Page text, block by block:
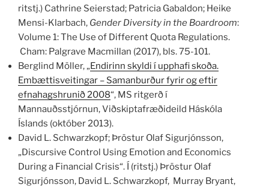
ritstj.) Cathrine Seierstad; Patricia Gabaldon; Heike
Mensi-Klarbach, Gender Diversity in the Boardroom:
Volume 1: The Use of Different Quota Regulations.
Cham: Palgrave Macmillan (2017), bls. 75-101.
Berglind Möller, „Endirinn skyldi í upphafi skoða.
Embættisveitingar – Samanburður fyrir og eftir
efnahagshrunið 2008“, MS ritgerð í
Mannauðsstjórnun, Viðskiptafræðideild Háskóla
Íslands (október 2013).
David L. Schwarzkopf; Þröstur Olaf Sigurjónsson,
„Discursive Control Using Emotion and Economics
During a Financial Crisis“. Í (ritstj.) Þröstur Olaf
Sigurjónsson, David L. Schwarzkopf, Murray Bryant,